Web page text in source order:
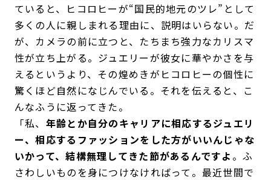
ていると、ヒコロヒーが“国民的地元のツレ”として
多くの人に親しまれる理由に、説明はいらない。だ
が、カメラの前に立つと、たちまち強力なカリスマ
性が立ち上がる。ジュエリーが彼女に華やかさを与
えるというより、その煌めきがヒコロヒーの個性に
驚くほど自然になじんでいる。それを伝えると、こ
んなふうに返ってきた。
「私、 年齢とか自分のキャリアに相応するジュエリ
ー、相応するファッションをした方がいいんじゃな
いかって、結構無理してきた節があるんですよ 。ふ
さわしいものを身につけなければって。最近世間で